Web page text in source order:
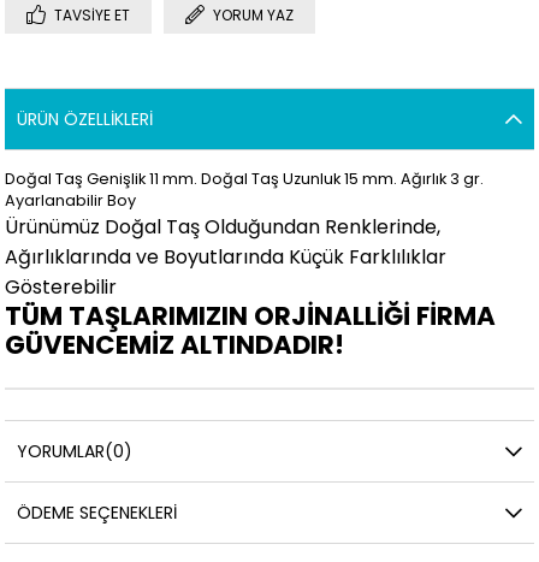
TAVSIYE ET YORUM YAZ
ÜRÜN ÖZELLIKLERI
Doğal Taş Genişlik 11 mm. Doğal Taş Uzunluk 15 mm. Ağırlık 3 gr.
Ayarlanabilir Boy
Ürünümüz Doğal Taş Olduğundan Renklerinde,
Ağırlıklarında ve Boyutlarında Küçük Farklılıklar
Gösterebilir
TÜM TAŞLARIMIZIN ORJİNALLİĞİ FİRMA
GÜVENCEMİZ ALTINDADIR!
YORUMLAR(0)
ÖDEME SEÇENEKLERI